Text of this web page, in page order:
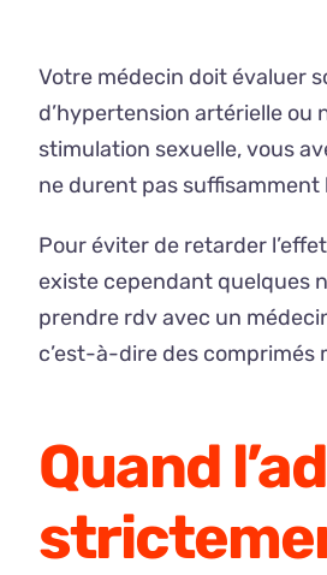
Votre médecin doit évaluer
d’hypertension artérielle ou
stimulation sexuelle, vous
ne durent pas
Pour éviter de retarder
existe cependant quelques
prendre rdv avec un
c’est-à-dire des comprimés
Quand